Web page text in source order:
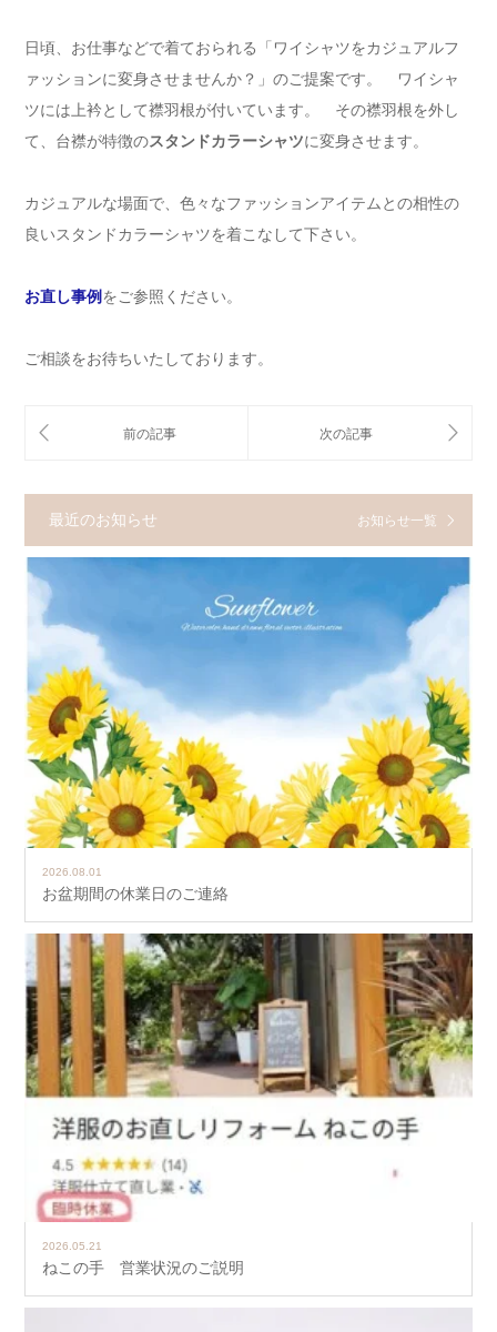
日頃、お仕事などで着ておられる「ワイシャツをカジュアルフ
ァッションに変身させませんか？」のご提案です。 ワイシャ
ツには上衿として襟羽根が付いています。 その襟羽根を外し
て、台襟が特徴のスタンドカラーシャツに変身させます。
カジュアルな場面で、色々なファッションアイテムとの相性の
良いスタンドカラーシャツを着こなして下さい。
お直し事例をご参照ください。
ご相談をお待ちいたしております。
最近のお知らせ お知らせ一覧
2026.08.01
お盆期間の休業日のご連絡
2026.05.21
ねこの手 営業状況のご説明